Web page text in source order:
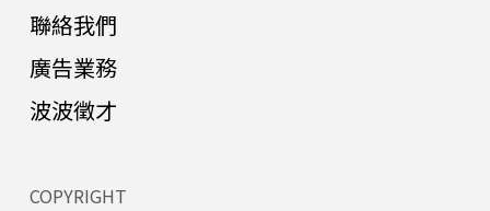
聯絡我們
廣告業務
波波徵才
COPYRIGHT